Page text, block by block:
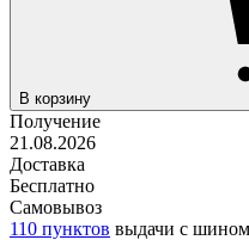
В корзину
Получение
21.08.2026
Доставка
Бесплатно
Самовывоз
110 пунктов выдачи с